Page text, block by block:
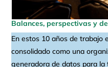
Balances, perspectivas y
En estos 10 años de trabajo
consolidado como una
generadora de datos para